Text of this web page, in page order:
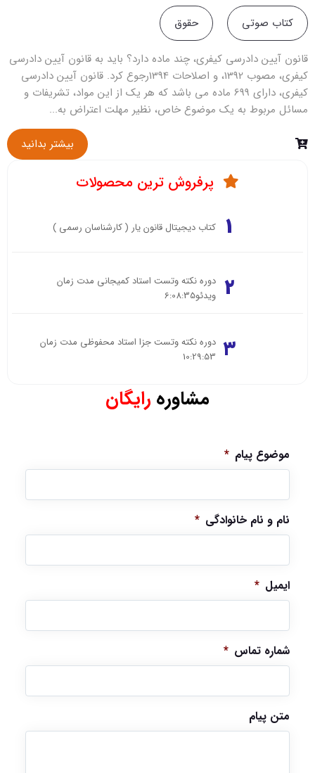
کتاب صوتی حقوق
قانون آیین دادرسی کیفری، چند ماده دارد؟ باید به قانون آیین دادرسی
کیفری، مصوب 1392، و اصلاحات 1394رجوع کرد. قانون آیین دادرسی
کیفری، دارای 699 ماده می باشد که هر یک از این مواد، تشریفات و
مسائل مربوط به یک موضوع خاص، نظیر مهلت اعتراض به...
بیشتر بدانید
پرفروش ترین محصولات
۱ کتاب دیجیتال قانون یار ( کارشناسان رسمی )
۲ دوره نکته وتست استاد کمیجانی مدت زمان
ویدئو6:08:35
۳ دوره نکته وتست جزا استاد محفوظی مدت زمان
10:29:53
مشاوره رایگان
موضوع پیام *
نام و نام خانوادگی *
ایمیل *
شماره تماس *
متن پیام